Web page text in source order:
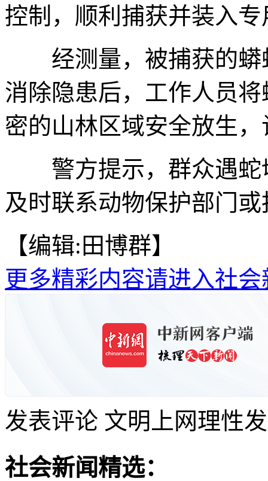
控制，顺利捕获并装入
经测量，被捕获的蟒
消除隐患后，工作人员
密的山林区域安全放生
警方提示，群众遇蛇
及时联系动物保护部门
【编辑:田博群】
更多精彩内容请进入社会
发表评论 文明上网理性
社会新闻精选：